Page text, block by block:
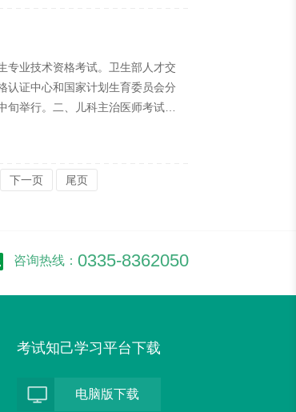
专业技术资格考试。卫生部人才交
认证中心和国家计划生育委员会分
旬举行。二、儿科主治医师考试范
进行考试。（三）考试形式：参考
下一页 尾页
咨询热线： 0335-8362050
考试知己学习平台下载
电脑版下载